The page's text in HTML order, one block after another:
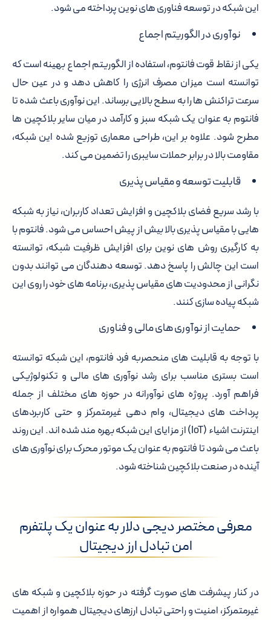
این شبکه در توسعه فناوری های نوین پرداخته می شود.
نوآوری در الگوریتم اجماع
یکی از نقاط قوت فانتوم، استفاده از الگوریتم اجماع بهینه است که
توانسته است میزان مصرف انرژی را کاهش دهد و در عین حال
سرعت تراکنش ها را به سطح بالایی برساند. این نوآوری باعث شده تا
فانتوم به عنوان یک شبکه سبز و کارآمد در میان سایر بلاکچین ها
مطرح شود. علاوه بر این، طراحی معماری توزیع شده این شبکه،
مقاومت بالا در برابر حملات سایبری را تضمین می کند.
قابلیت توسعه و مقیاس پذیری
با رشد سریع فضای بلاکچین و افزایش تعداد کاربران، نیاز به شبکه
هایی با مقیاس پذیری بالا بیش از پیش احساس می شود. فانتوم با
به کارگیری روش های نوین برای افزایش ظرفیت شبکه، توانسته
است این چالش را پاسخ دهد. توسعه دهندگان می توانند بدون
نگرانی از محدودیت های مقیاس پذیری، برنامه های خود را روی این
شبکه پیاده سازی کنند.
حمایت از نوآوری های مالی و فناوری
با توجه به قابلیت های منحصربه فرد فانتوم، این شبکه توانسته
است بستری مناسب برای رشد نوآوری های مالی و تکنولوژیکی
فراهم آورد. پروژه های نوآورانه در حوزه های مختلف از جمله
پرداخت های دیجیتال، وام دهی غیرمتمرکز و حتی کاربردهای
اینترنت اشیاء (IoT) از مزایای این شبکه بهره مند شده اند. این روند
باعث می شود تا فانتوم به عنوان یک موتور محرک برای نوآوری های
آینده در صنعت بلاکچین شناخته شود.
معرفی مختصر دیجی دلار به عنوان یک پلتفرم
امن تبادل ارز دیجیتال
در کنار پیشرفت های صورت گرفته در حوزه بلاکچین و شبکه های
غیرمتمرکز، امنیت و راحتی تبادل ارزهای دیجیتال همواره از اهمیت